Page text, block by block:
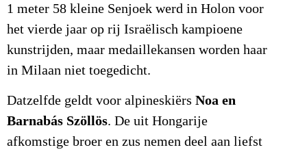
1 meter 58 kleine Senjoek werd in Holon voor
het vierde jaar op rij Israëlisch kampioene
kunstrijden, maar medaillekansen worden haar
in Milaan niet toegedicht.
Datzelfde geldt voor alpineskiërs Noa en
Barnabás Szöllös. De uit Hongarije
afkomstige broer en zus nemen deel aan liefst